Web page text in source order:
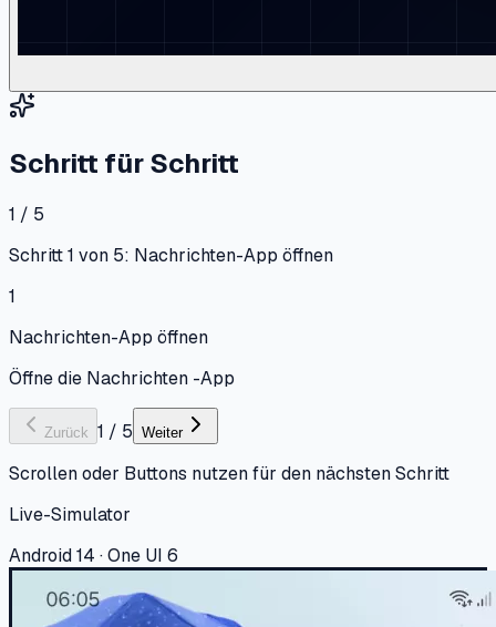
Schritt für Schritt
1 / 5
Schritt 1 von 5: Nachrichten-App öffnen
1
Nachrichten-App öffnen
Öffne die Nachrichten -App
Zurück 1 / 5 Weiter
Scrollen oder Buttons nutzen für den nächsten Schritt
Live-Simulator
Android 14 · One UI 6